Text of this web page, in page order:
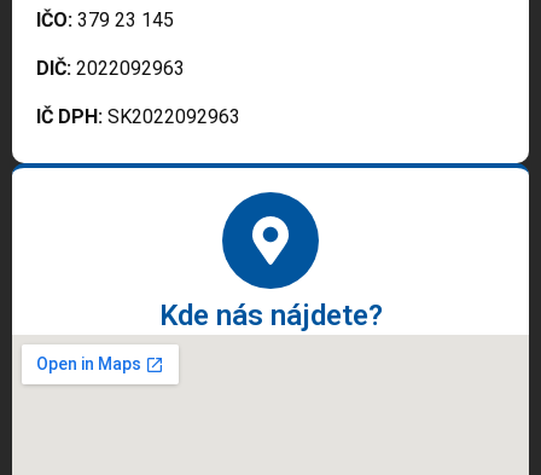
IČO: 379 23 145
DIČ: 2022092963
IČ DPH: SK2022092963
Kde nás nájdete?